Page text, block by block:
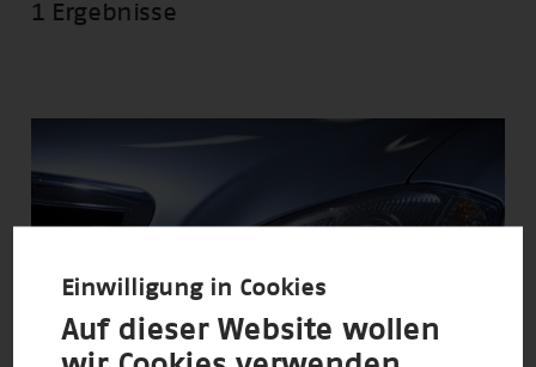
1 Ergebnisse
Einwilligung in Cookies
Auf dieser Website wollen